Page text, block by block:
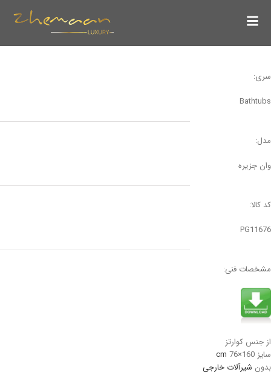
سری:
Bathtubs
مدل:
وان جزیره
کد کالا:
PG11676
مشخصات فنی:
از جنس کوارتز
سایز 160×76
cm
بدون شیرآلات خارجی